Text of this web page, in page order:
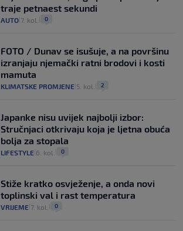
traje petnaest sekundi
AUTO 7. kol. 0
FOTO / Dunav se isušuje, a na površinu
izranjaju njemački ratni brodovi i kosti
mamuta
KLIMATSKE PROMJENE 5. kol. 2
Japanke nisu uvijek najbolji izbor:
Stručnjaci otkrivaju koja je ljetna obuća
bolja za stopala
LIFESTYLE 6. kol. 0
Stiže kratko osvježenje, a onda novi
toplinski val i rast temperatura
VRIJEME 7. kol. 0